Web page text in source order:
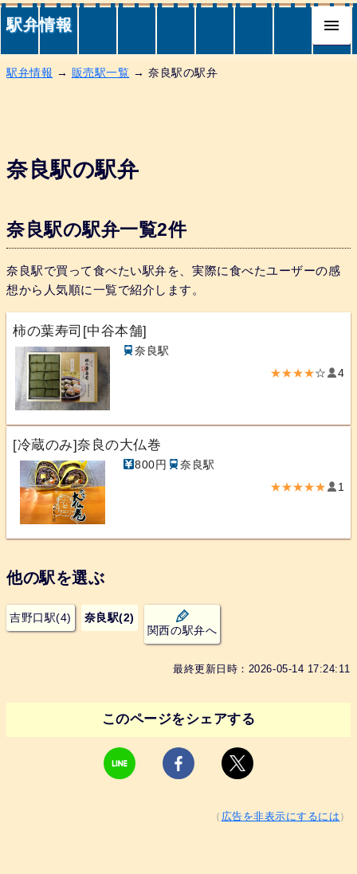
駅弁情報
駅弁情報 → 販売駅一覧 → 奈良駅の駅弁
奈良駅の駅弁
奈良駅の駅弁一覧2件
奈良駅で買って食べたい駅弁を、実際に食べたユーザーの感
想から人気順に一覧で紹介します。
柿の葉寿司[中谷本舗]
奈良駅
★★★★☆ 4
[冷蔵のみ]奈良の大仏巻
800円 奈良駅
★★★★★ 1
他の駅を選ぶ
吉野口駅(4)
奈良駅(2)
関西の駅弁へ
最終更新日時：2026-05-14 17:24:11
このページをシェアする
（ 広告を非表示にするには ）